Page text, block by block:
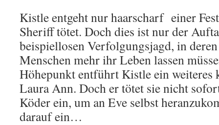
Kistle entgeht nur haarscharf einer
Sheriff tötet. Doch dies ist nur der
beispiellosen Verfolgungsjagd, in
Menschen mehr ihr Leben lassen
Höhepunkt entführt Kistle ein weiteres
Laura Ann. Doch er tötet sie nicht
Köder ein, um an Eve selbst
darauf ein…